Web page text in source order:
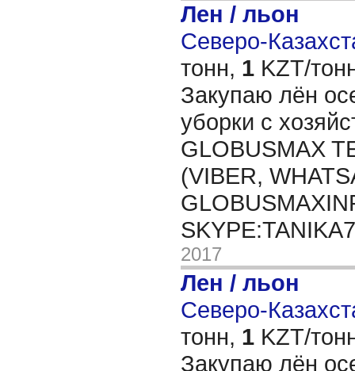
Лен / льон
Северо-
тонн, 1 KZT/
Закупаю лён
уборки с
GLOBUSMAX
(VIBER,
2017
Лен / льон
Северо-
тонн, 1 KZT/
Закупаю лён